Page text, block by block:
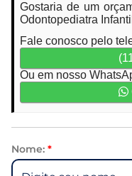
Gostaria de um
Odontopediatra
Fale conosco pelo
Ou em nosso
Nome: *